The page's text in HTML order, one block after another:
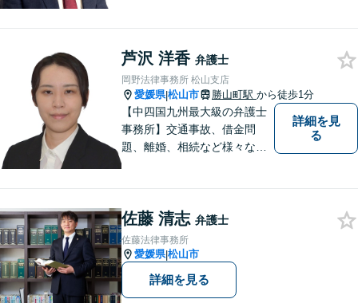
指します【オンライン相談
可】【松山市駅徒歩8分】
芦沢 洋香 弁護士
岡野法律事務所 松山支店
愛媛県|松山市 勝山町駅 から徒歩1分
【中四国九州最大級の弁護士
事務所】交通事故、借金問
題、離婚、相続など様々な問
い！
詳細を見
る
佐藤 清志 弁護士
佐藤法律事務所
愛媛県|松山市
詳細を見る